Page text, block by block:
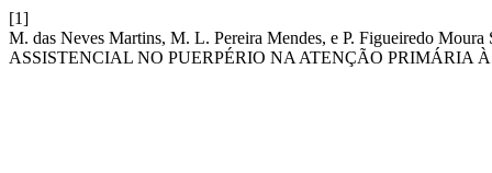
[1]
M. das Neves Martins, M. L. Pereira Mendes, e P. Figueiredo
ASSISTENCIAL NO PUERPÉRIO NA ATENÇÃO PRIMÁRIA